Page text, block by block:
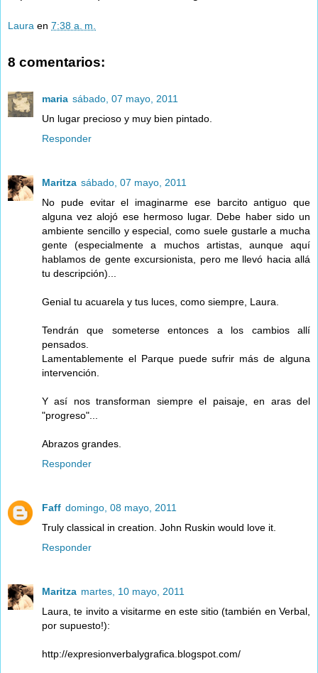
Laura en 7:38 a. m.
8 comentarios:
maria sábado, 07 mayo, 2011
Un lugar precioso y muy bien pintado.
Responder
Maritza sábado, 07 mayo, 2011
No pude evitar el imaginarme ese barcito antiguo que
alguna vez alojó ese hermoso lugar. Debe haber sido un
ambiente sencillo y especial, como suele gustarle a mucha
gente (especialmente a muchos artistas, aunque aquí
hablamos de gente excursionista, pero me llevó hacia allá
tu descripción)...
Genial tu acuarela y tus luces, como siempre, Laura.
Tendrán que someterse entonces a los cambios allí
pensados.
Lamentablemente el Parque puede sufrir más de alguna
intervención.
Y así nos transforman siempre el paisaje, en aras del
"progreso"...
Abrazos grandes.
Responder
Faff domingo, 08 mayo, 2011
Truly classical in creation. John Ruskin would love it.
Responder
Maritza martes, 10 mayo, 2011
Laura, te invito a visitarme en este sitio (también en Verbal,
por supuesto!):
http://expresionverbalygrafica.blogspot.com/